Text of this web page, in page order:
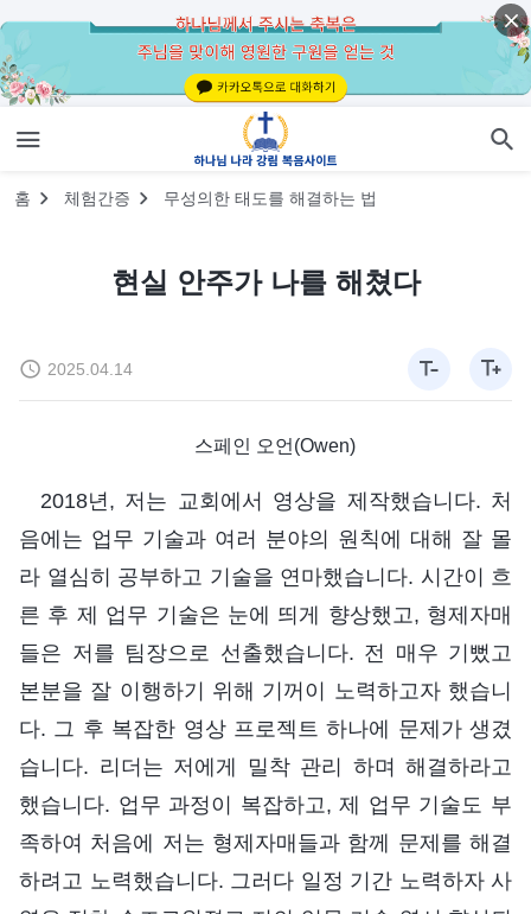
홈 체험간증 무성의한 태도를 해결하는 법
현실 안주가 나를 해쳤다
2025.04.14
스페인 오언(Owen)
2018년, 저는 교회에서 영상을 제작했습니다. 처
음에는 업무 기술과 여러 분야의 원칙에 대해 잘 몰
라 열심히 공부하고 기술을 연마했습니다. 시간이 흐
른 후 제 업무 기술은 눈에 띄게 향상했고, 형제자매
들은 저를 팀장으로 선출했습니다. 전 매우 기뻤고
본분을 잘 이행하기 위해 기꺼이 노력하고자 했습니
다. 그 후 복잡한 영상 프로젝트 하나에 문제가 생겼
습니다. 리더는 저에게 밀착 관리 하며 해결하라고
했습니다. 업무 과정이 복잡하고, 제 업무 기술도 부
족하여 처음에 저는 형제자매들과 함께 문제를 해결
하려고 노력했습니다. 그러다 일정 기간 노력하자 사